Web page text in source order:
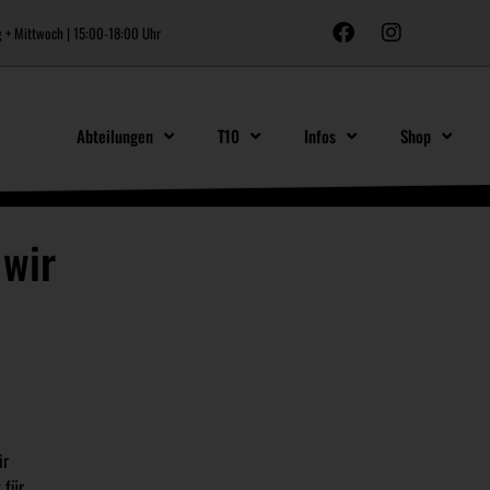
+ Mittwoch | 15:00-18:00 Uhr
Abteilungen T10 Infos Shop